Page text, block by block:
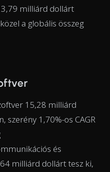
milliárd dollárt
a globális összeg
15,28 milliárd
szerény 1,70%-os CAGR
és
milliárd dollárt tesz ki,